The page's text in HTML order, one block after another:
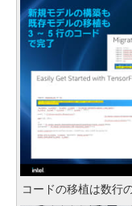
コードの移植は数行